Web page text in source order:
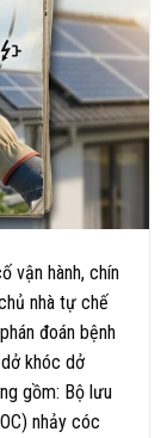
vận hành, chín
nhà tự chế
đoán bệnh
khóc dở
gồm: Bộ lưu
nhảy cóc